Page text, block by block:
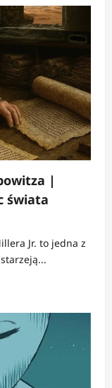
|
świata
Jr. to jedna z